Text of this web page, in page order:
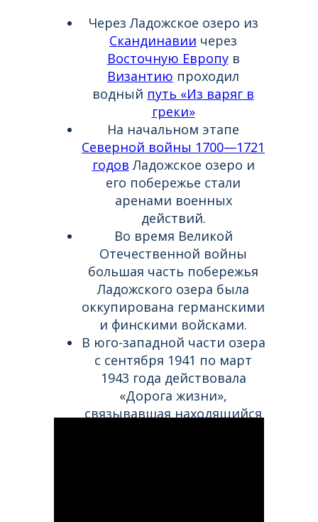
Через Ладожское озеро из
Скандинавии через
Восточную Европув
Византию проходил
водный путь «Из варяг в
греки»
На начальном этапе
Северной войны 1700—1721
годов Ладожское озеро и
его побережье стали
аренами военных
действий.
Во время Великой
Отечественной войны
большая часть побережья
Ладожского озера была
оккупирована германскими
и финскими войсками.
В юго-западной части озера
с сентября 1941 по март
1943 года действовала
«Дорога жизни»,
связывавшая находящийся